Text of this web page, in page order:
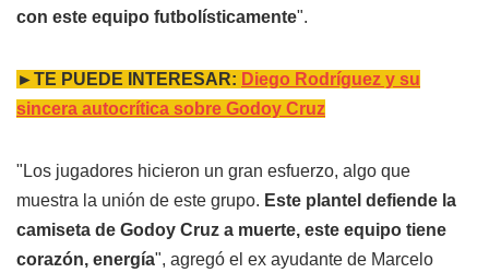
con este equipo futbolísticamente".
►TE PUEDE INTERESAR: Diego Rodríguez y su
sincera autocrítica sobre Godoy Cruz
"Los jugadores hicieron un gran esfuerzo, algo que
muestra la unión de este grupo. Este plantel defiende la
camiseta de Godoy Cruz a muerte, este equipo tiene
corazón, energía", agregó el ex ayudante de Marcelo